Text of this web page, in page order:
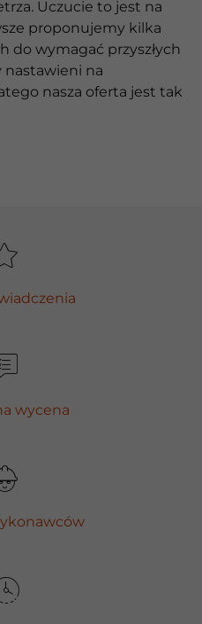
Uczucie to jest na
proponujemy kilka
do wymagać przyszłych
na
nasza oferta jest tak
wycena